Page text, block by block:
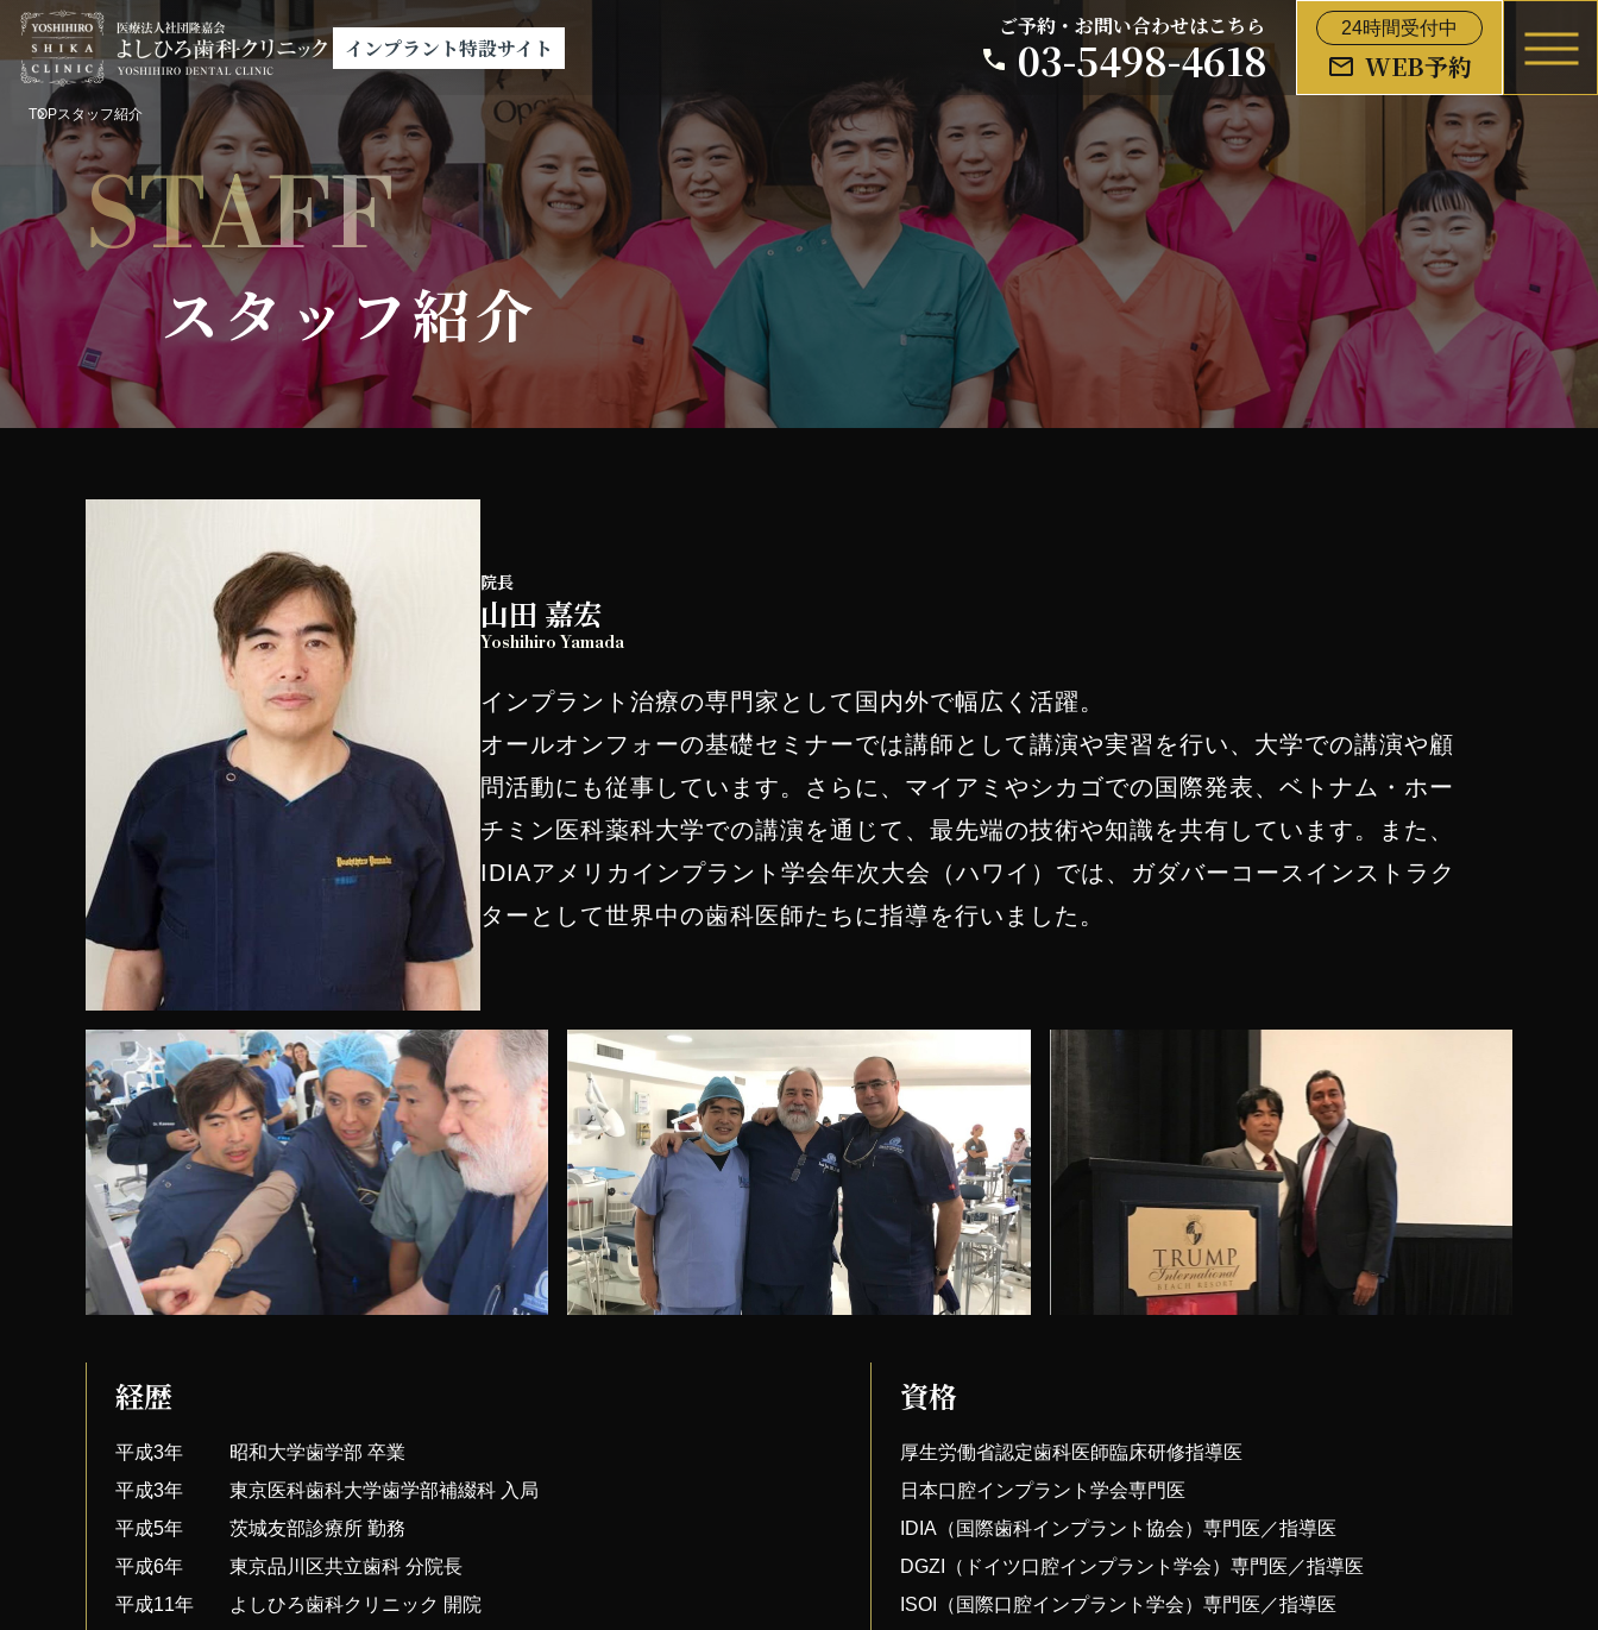
インプラント特設サイト
ご予約・お問い合わせはこちら
03-5498-4618
24時間受付中
WEB予約
TOPスタッフ紹介
STAFF
スタッフ紹介
院長
山田 嘉宏
Yoshihiro Yamada
インプラント治療の専門家として国内外で幅広く活躍。
オールオンフォーの基礎セミナーでは講師として講演や実習を行い、大学での講演や顧
問活動にも従事しています。さらに、マイアミやシカゴでの国際発表、ベトナム・ホー
チミン医科薬科大学での講演を通じて、最先端の技術や知識を共有しています。また、
IDIAアメリカインプラント学会年次大会（ハワイ）では、ガダバーコースインストラク
ターとして世界中の歯科医師たちに指導を行いました。
経歴
平成3年
昭和大学歯学部 卒業
平成3年
東京医科歯科大学歯学部補綴科 入局
平成5年
茨城友部診療所 勤務
平成6年
東京品川区共立歯科 分院長
平成11年
よしひろ歯科クリニック 開院
資格
厚生労働省認定歯科医師臨床研修指導医
日本口腔インプラント学会専門医
IDIA（国際歯科インプラント協会）専門医／指導医
DGZI（ドイツ口腔インプラント学会）専門医／指導医
ISOI（国際口腔インプラント学会）専門医／指導医